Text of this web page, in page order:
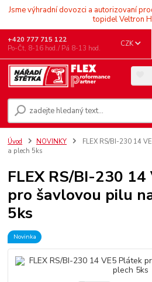
Jsme výhradní dovozci a autorizovaní
topidel Veltron
CZK
+420 777 715 122
Po-Čt, 8-16 hod./ Pá 8-13 hod.
Úvod NOVINKY
FLEX RS/BI-230 14
a plech 5ks
FLEX RS/BI-230
pro šavlovou pilu
5ks
Novinka